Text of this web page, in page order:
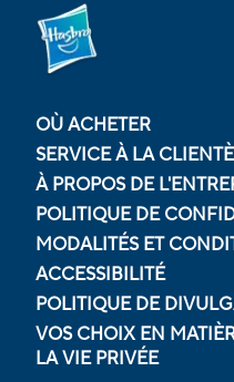
OÙ ACHETER
SERVICE À LA
À PROPOS DE
POLITIQUE DE
MODALITÉS ET
ACCESSIBILITÉ
POLITIQUE DE
VOS CHOIX EN
LA VIE PRIVÉE